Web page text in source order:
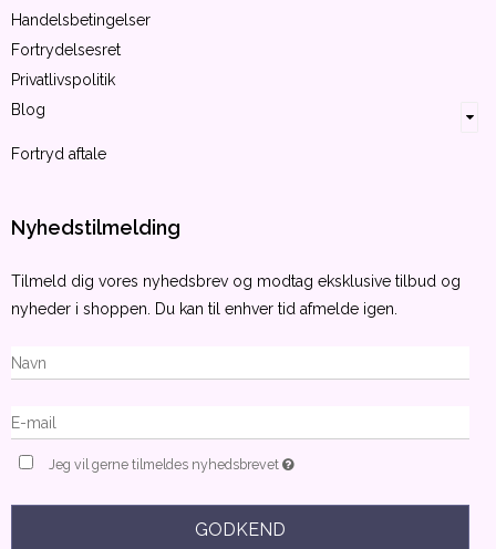
Handelsbetingelser
Fortrydelsesret
Privatlivspolitik
Blog
Fortryd aftale
Nyhedstilmelding
Tilmeld dig vores nyhedsbrev og modtag eksklusive tilbud og
nyheder i shoppen. Du kan til enhver tid afmelde igen.
Jeg vil gerne tilmeldes nyhedsbrevet
GODKEND